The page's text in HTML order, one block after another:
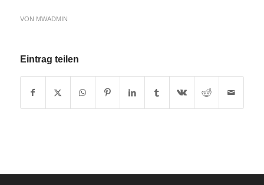
VON MWADMIN
Eintrag teilen